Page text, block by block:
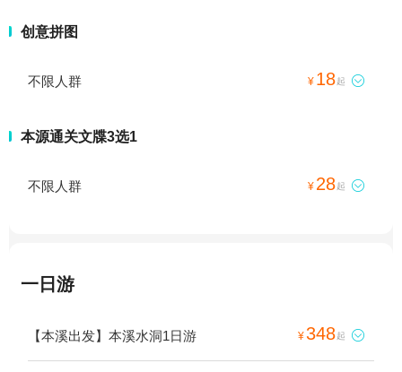
创意拼图
不限人群 ¥ 18起 
本源通关文牒3选1
不限人群 ¥ 28起 
一日游
【本溪出发】本溪水洞1日游 ¥348起 